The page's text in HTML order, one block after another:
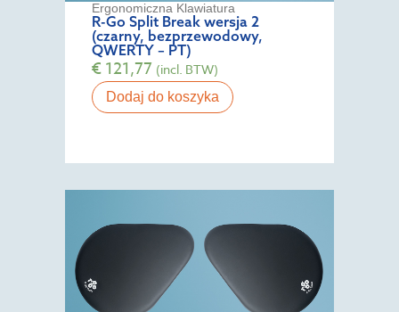
Ergonomiczna Klawiatura
R-Go Split Break wersja 2
(czarny, bezprzewodowy,
QWERTY – PT)
€121,77 (incl. BTW)
Dodaj do koszyka